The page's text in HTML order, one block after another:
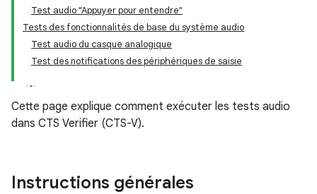
Test audio "Appuyer pour entendre"
Tests des fonctionnalités de base du système audio
Test audio du casque analogique
Test des notifications des périphériques de saisie
Cette page explique comment exécuter les tests audio
dans CTS Verifier (CTS-V).
Instructions générales